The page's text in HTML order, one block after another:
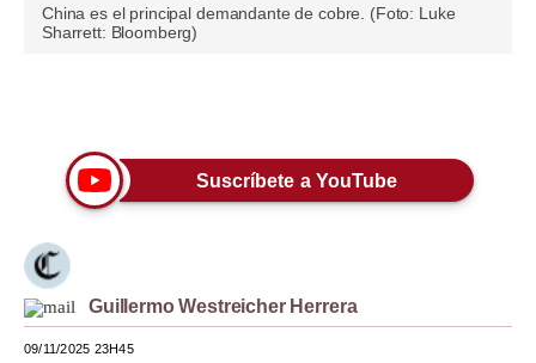
Tendencias
Moda
Estilos
Mundo
EEUU
México
China es el principal demandante de cobre. (Foto: Luke
Sharrett: Bloomberg)
Suscríbete a YouTube
Guillermo Westreicher Herrera
09/11/2025 23H45